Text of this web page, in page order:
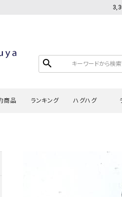
search
商品 ランキング ハグハグ
タンクトップ・キャミソール
シャツ・ブラウス
シャツ・ブラウス